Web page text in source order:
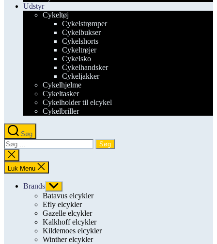
Udstyr
Cykeltøj
Cykelstrømper
Cykelbukser
Cykelshorts
Cykeltrøjer
Cykelsko
Cykelhandsker
Cykeljakker
Cykelhjelme
Cykeltasker
Cykelholder til elcykel
Cykelbriller
Søg
Søg
efter:
Luk
søgning
Luk Menu
Brands Vis
undermenu
Batavus elcykler
Efly elcykler
Gazelle elcykler
Kalkhoff elcykler
Kildemoes elcykler
Winther elcykler